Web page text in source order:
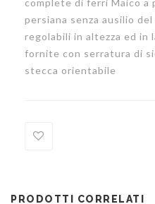
complete di ferri Maico a
persiana senza ausilio
regolabili in altezza ed in
fornite con serratura di
stecca orientabile
PRODOTTI CORRELATI